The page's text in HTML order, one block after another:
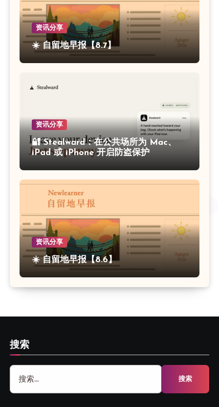
资讯分享
☀️ 自留地早报【8.7】
资讯分享
🔐 Stealward：在公共场所为 Mac、
iPad 或 iPhone 开启防盗保护
资讯分享
☀️ 自留地早报【8.6】
搜索
搜
索：